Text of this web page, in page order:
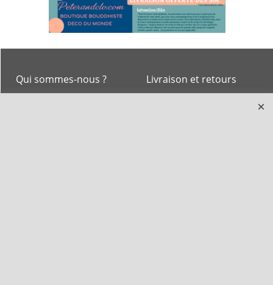
Livraison et retours
Notre politique
Qui sommes-nous ?
Le blog